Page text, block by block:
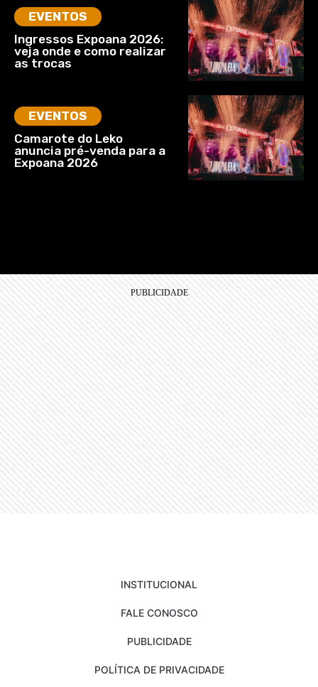
EVENTOS
Ingressos Expoana 2026:
veja onde e como realizar
as trocas
EVENTOS
Camarote do Leko
anuncia pré-venda para a
Expoana 2026
INSTITUCIONAL
FALE CONOSCO
PUBLICIDADE
POLÍTICA DE PRIVACIDADE